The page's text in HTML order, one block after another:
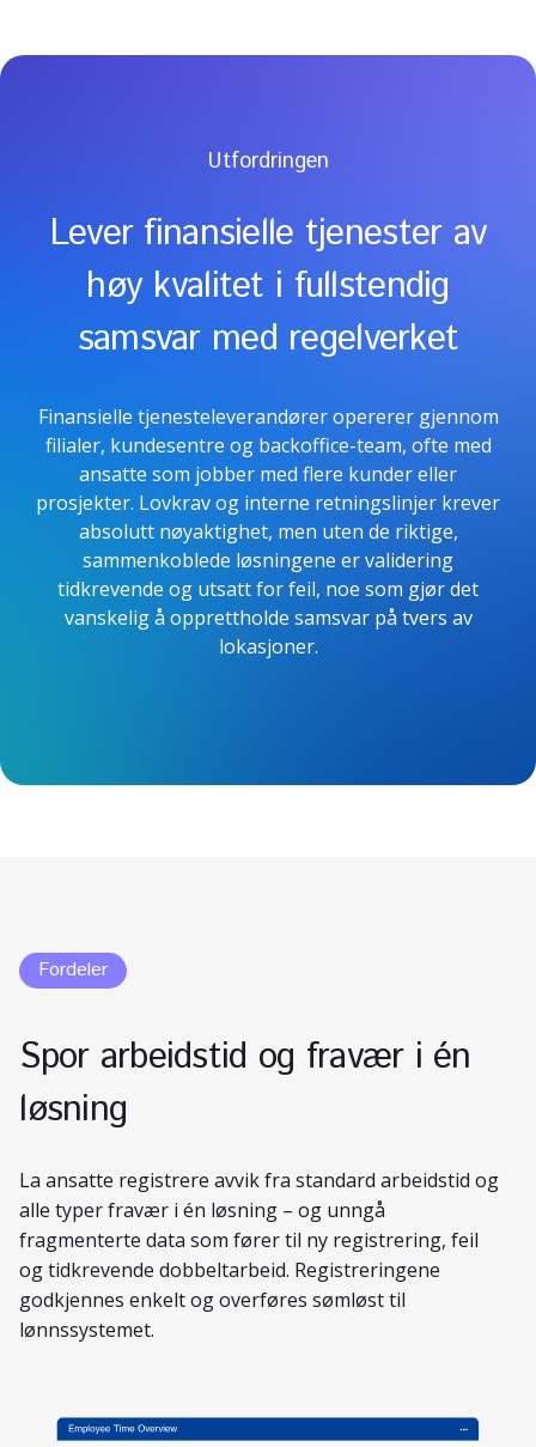
Utfordringen
Lever finansielle tjenester av
høy kvalitet i fullstendig
samsvar med regelverket
Finansielle tjenesteleverandører opererer gjennom
filialer, kundesentre og backoffice-team, ofte med
ansatte som jobber med flere kunder eller
prosjekter. Lovkrav og interne retningslinjer krever
absolutt nøyaktighet, men uten de riktige,
sammenkoblede løsningene er validering
tidkrevende og utsatt for feil, noe som gjør det
vanskelig å opprettholde samsvar på tvers av
lokasjoner.
Fordeler
Spor arbeidstid og fravær i én
løsning
La ansatte registrere avvik fra standard arbeidstid og
alle typer fravær i én løsning – og unngå
fragmenterte data som fører til ny registrering, feil
og tidkrevende dobbeltarbeid. Registreringene
godkjennes enkelt og overføres sømløst til
lønnssystemet.